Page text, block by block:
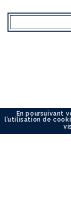
En poursuivant
l’utilisation de